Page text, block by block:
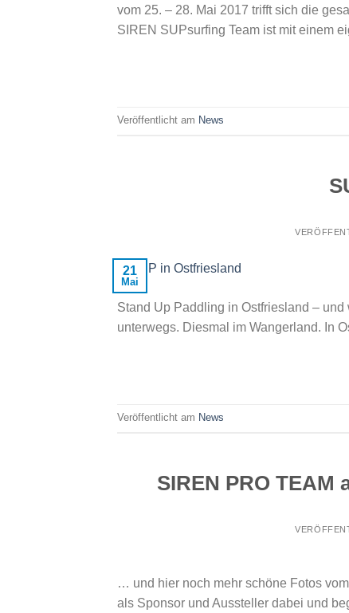
vom 25. – 28. Mai 2017 trifft sich die
SIREN SUPsurfing Team ist mit einem
Veröffentlicht am News
21
Mai
Stand Up Paddling in Ostfriesland –
unterwegs. Diesmal im Wangerland. In
Veröffentlicht am News
SIREN PRO TEAM
… und hier noch mehr schöne Fotos
als Sponsor und Aussteller dabei und